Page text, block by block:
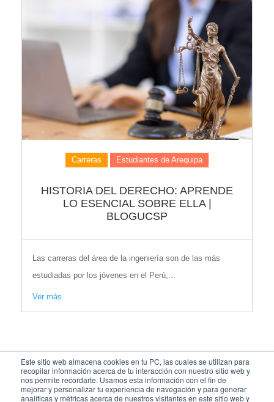
Este sitio web almacena cookies en tu PC, las cuales se utilizan para
recopilar información acerca de tu interacción con nuestro sitio web y
nos permite recordarte. Usamos esta información con el fin de
mejorar y personalizar tu experiencia de navegación y para generar
analíticas y métricas acerca de nuestros visitantes en este sitio web y
Carreras Estudiantes de Arequipa
HISTORIA DEL DERECHO: APRENDE
LO ESENCIAL SOBRE ELLA |
BLOGUCSP
Las carreras del área de la ingeniería son de las más
estudiadas por los jóvenes en el Perú,...
Ver más